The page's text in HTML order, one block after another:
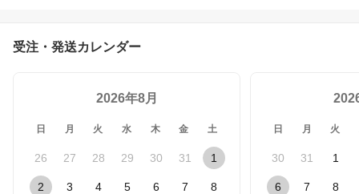
受注・発送カレンダー
2026年8月
日 月 火 水 木 金 土
26 27 28 29 30 31 1
2 3 4 5 6 7 8
日 月 火
30 31 1
6 7 8